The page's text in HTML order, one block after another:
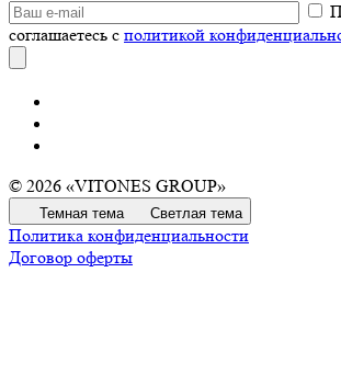
соглашаетесь с политикой
© 2026 «VITONES GROUP»
Темная тема Светлая тема
Политика конфиденциальности
Договор оферты